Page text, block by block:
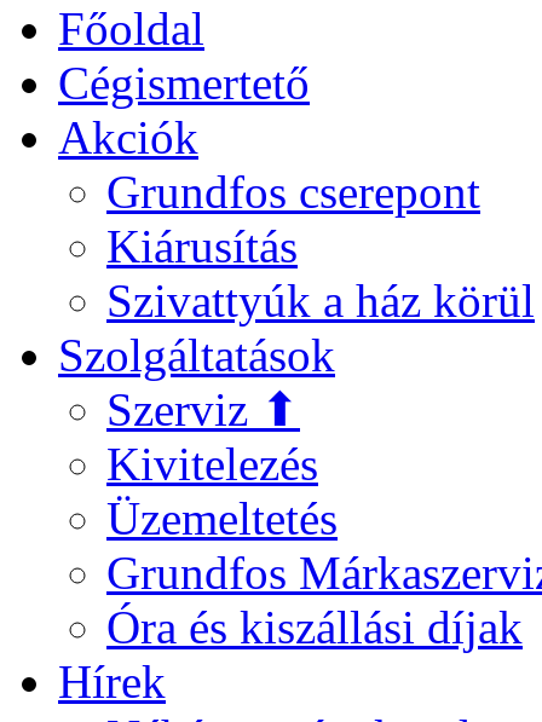
Főoldal
Cégismertető
Akciók
Grundfos cserepont
Kiárusítás
Szivattyúk a ház körül
Szolgáltatások
Szerviz ⬆
Kivitelezés
Üzemeltetés
Grundfos
Óra és kiszállási díjak
Hírek